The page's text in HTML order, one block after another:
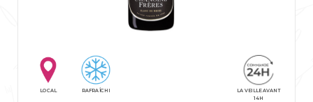
LA VEILLE AVANT
14H
LOCAL RAFRAÎCHI